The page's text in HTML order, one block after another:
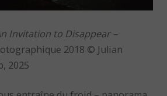
Invitation to Disappear –
2018 © Julian
2025